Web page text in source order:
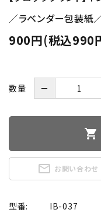
／ラベンダー包装紙
900円(税込990
数量 －
shopping_cart
mail_outline お問い合わせ
型番: IB-037